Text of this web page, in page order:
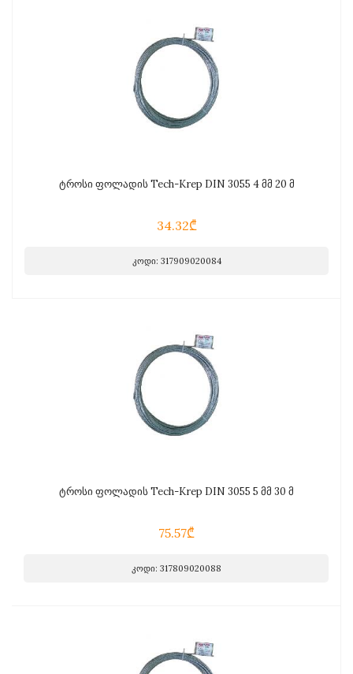
ტროსი ფოლადის Tech-Krep DIN 3055 4 მმ 20 მ
34.32₾
კოდი: 317909020084
ტროსი ფოლადის Tech-Krep DIN 3055 5 მმ 30 მ
75.57₾
კოდი: 317809020088